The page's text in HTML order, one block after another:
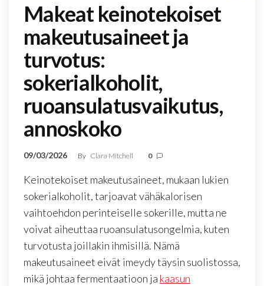
Makeat keinotekoiset
makeutusaineet ja
turvotus:
sokerialkoholit,
ruoansulatusvaikutus,
annoskoko
09/03/2026 By Clara Mitchell 0
Keinotekoiset makeutusaineet, mukaan lukien
sokerialkoholit, tarjoavat vähäkalorisen
vaihtoehdon perinteiselle sokerille, mutta ne
voivat aiheuttaa ruoansulatusongelmia, kuten
turvotusta joillakin ihmisillä. Nämä
makeutusaineet eivät imeydy täysin suolistossa,
mikä johtaa fermentaatioon ja kaasun